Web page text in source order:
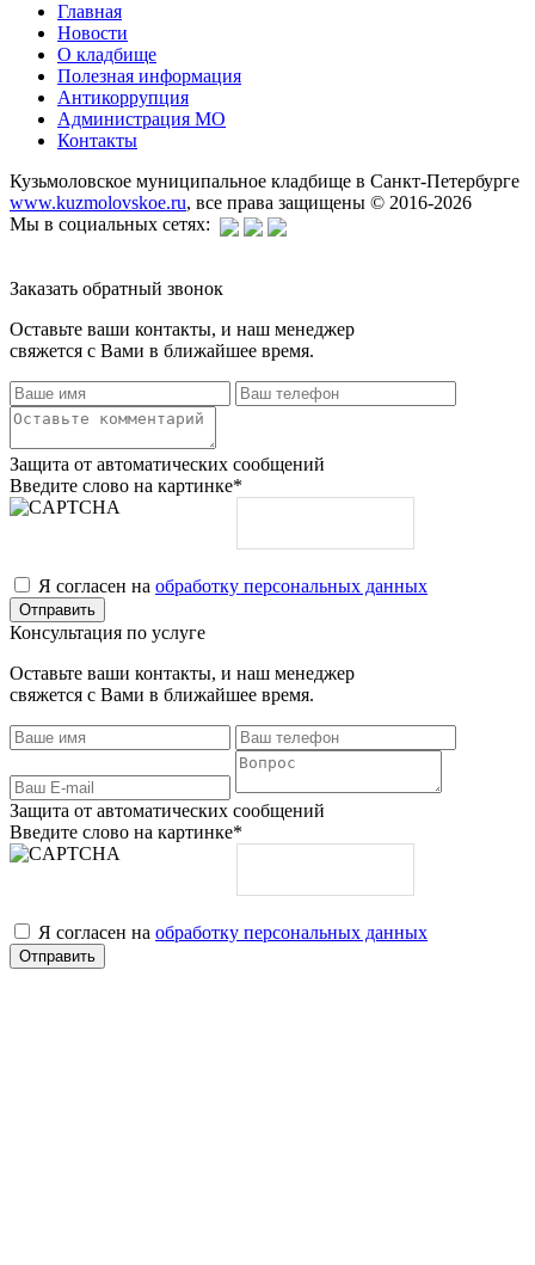
Главная
Новости
О кладбище
Полезная информация
Антикоррупция
Администрация МО
Контакты
Кузьмоловское муниципальное кладбище в Санкт-Петербурге
www.kuzmolovskoe.ru, все права защищены © 2016-2026
Мы в социальных сетях:
Заказать обратный звонок
Оставьте ваши контакты, и наш менеджер
свяжется с Вами в ближайшее время.
Защита от автоматических сообщений
Введите слово на картинке*
Я согласен на обработку персональных данных
Консультация по услуге
Оставьте ваши контакты, и наш менеджер
свяжется с Вами в ближайшее время.
Защита от автоматических сообщений
Введите слово на картинке*
Я согласен на обработку персональных данных